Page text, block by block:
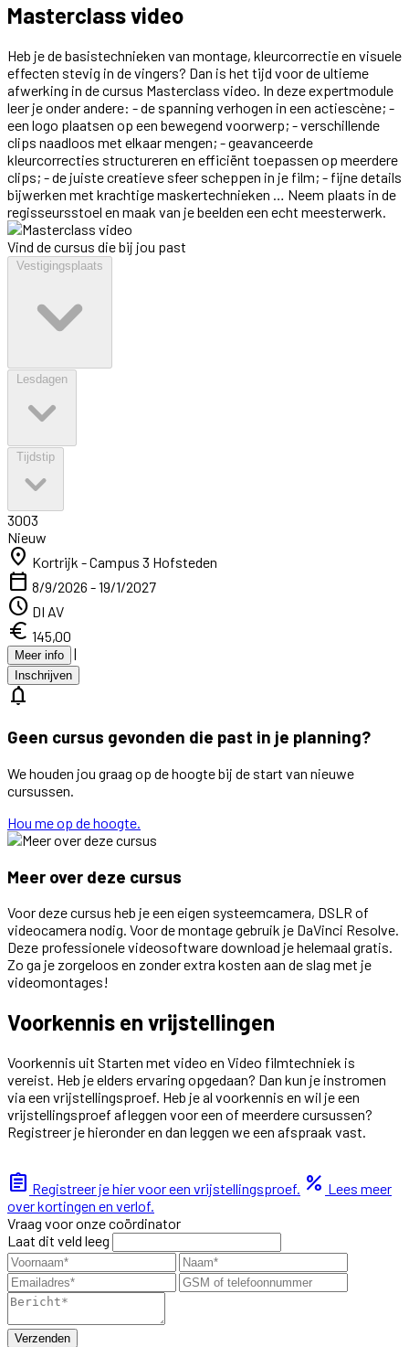
Masterclass video
Heb je de basistechnieken van montage, kleurcorrectie en visuele
effecten stevig in de vingers? Dan is het tijd voor de ultieme
afwerking in de cursus Masterclass video. In deze expertmodule
leer je onder andere: - de spanning verhogen in een actiescène; -
een logo plaatsen op een bewegend voorwerp; - verschillende
clips naadloos met elkaar mengen; - geavanceerde
kleurcorrecties structureren en efficiënt toepassen op meerdere
clips; - de juiste creatieve sfeer scheppen in je film; - fijne details
bijwerken met krachtige maskertechnieken … Neem plaats in de
regisseursstoel en maak van je beelden een echt meesterwerk.
Vind de cursus die bij jou past
Vestigingsplaats
Lesdagen
Tijdstip
3003
Nieuw
location_on Kortrijk - Campus 3 Hofsteden
calendar_today 8/9/2026 - 19/1/2027
schedule DI AV
euro 145,00
Meer info |
Inschrijven
notifications
Geen cursus gevonden die past in je planning?
We houden jou graag op de hoogte bij de start van nieuwe
cursussen.
Hou me op de hoogte.
Meer over deze cursus
Voor deze cursus heb je een eigen systeemcamera, DSLR of
videocamera nodig. Voor de montage gebruik je DaVinci Resolve.
Deze professionele videosoftware download je helemaal gratis.
Zo ga je zorgeloos en zonder extra kosten aan de slag met je
videomontages!
Voorkennis en vrijstellingen
Voorkennis uit Starten met video en Video filmtechniek is
vereist. Heb je elders ervaring opgedaan? Dan kun je instromen
via een vrijstellingsproef. Heb je al voorkennis en wil je een
vrijstellingsproef afleggen voor een of meerdere cursussen?
Registreer je hieronder en dan leggen we een afspraak vast.
assignment Registreer je hier voor een vrijstellingsproef. percent Lees meer
over kortingen en verlof.
Vraag voor onze coördinator
Laat dit veld leeg
Verzenden